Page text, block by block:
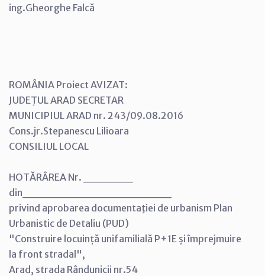
ing.Gheorghe Falcă
ROMÂNIA Proiect AVIZAT:
JUDEŢUL ARAD SECRETAR
MUNICIPIUL ARAD nr. 243/09.08.2016
Cons.jr.Stepanescu Lilioara
CONSILIUL LOCAL
HOTĂRÂREA Nr. ______
din__________________
privind aprobarea documentaţiei de urbanism Plan
Urbanistic de Detaliu (PUD)
"Construire locuință unifamilială P+1E și împrejmuire
la front stradal",
Arad, strada Rândunicii nr.54